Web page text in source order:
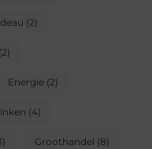
(2)
(2)
Energie(2)
(4)
Groothandel (8)